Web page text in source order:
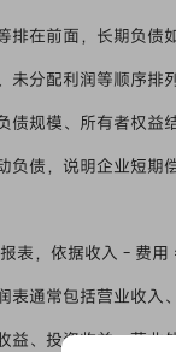
在前面，长期负债
分配利润等顺序排列
规模、所有者权益
债，说明企业短期
表，依据收入 - 费
通常包括营业收入
、投资收益、营业